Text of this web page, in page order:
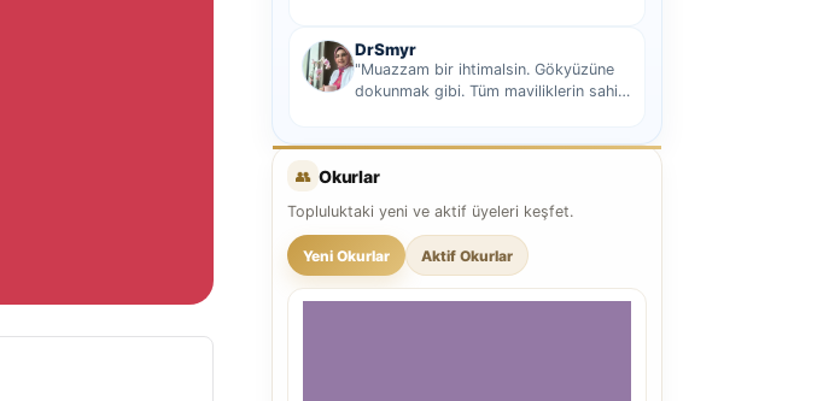
DrSmyr
"Muazzam bir ihtimalsin. Gökyüzüne
dokunmak gibi. Tüm maviliklerin sahibi
👥 Okurlar
Topluluktaki yeni ve aktif üyeleri keşfet.
Yeni Okurlar Aktif Okurlar